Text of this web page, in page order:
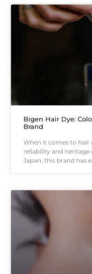
Bigen Hair Dye:
Brand
When it comes to hair
reliability and heritage
Japan, this brand has